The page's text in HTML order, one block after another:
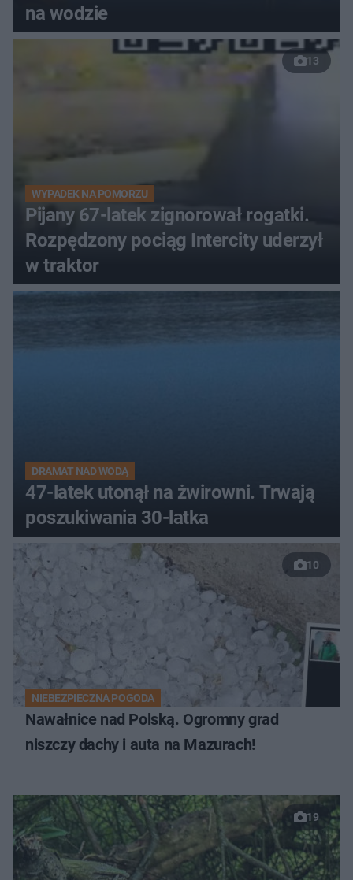
na wodzie
13
WYPADEK NA POMORZU
Pijany 67-latek zignorował rogatki.
Rozpędzony pociąg Intercity uderzył
w traktor
DRAMAT NAD WODĄ
47-latek utonął na żwirowni. Trwają
poszukiwania 30-latka
10
NIEBEZPIECZNA POGODA
Nawałnice nad Polską. Ogromny grad
niszczy dachy i auta na Mazurach!
19